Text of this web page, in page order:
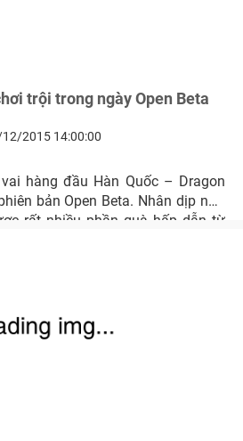
trội trong ngày Open Beta
2015 14:00:00
hàng đầu Hàn Quốc – Dragon
bản Open Beta. Nhân dịp này,
rất nhiều phần quà hấp dẫn từ